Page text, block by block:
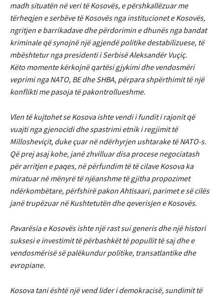
madh situatën në veri të Kosovës, e përshkallëzuar me
tërheqjen e serbëve të Kosovës nga institucionet e Kosovës,
ngritjen e barrikadave dhe përdorimin e dhunës nga bandat
kriminale që synojnë një agjendë politike destabilizuese, të
mbështetur nga presidenti i Serbisë Aleksandër Vuçiç.
Këto momente kërkojnë qartësi gjykimi dhe vendosmëri
veprimi nga NATO, BE dhe SHBA, përpara shpërthimit të një
konflikti me pasoja të pakontrollueshme.
Vlen të kujtohet se Kosova ishte vendi i fundit i rajonit që
vuajti nga gjenocidi dhe spastrimi etnik i regjimit të
Millosheviçit, duke çuar në ndërhyrjen ushtarake të NATO-s.
Që prej asaj kohe, janë zhvilluar disa procese negociatash
për arritjen e paqes, në përfundim të të cilave Kosova ka
miratuar në mënyrë të njëanshme të gjitha propozimet
ndërkombëtare, përfshirë pakon Ahtisaari, parimet e së cilës
janë trupëzuar në Kushtetutën dhe qeverisjen e Kosovës.
Pavarësia e Kosovës ishte një rast sui generis dhe një histori
suksesi e investimit të përbashkët të popullit të saj dhe e
vendosmërisë së palëkundur politike, transatlantike dhe
evropiane.
Kosova tani është një vend lider i demokracisë, sundimit të